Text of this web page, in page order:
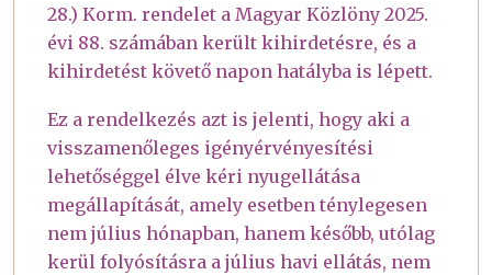
28.) Korm. rendelet a Magyar Közlöny 2025.
évi 88. számában került kihirdetésre, és a
kihirdetést követő napon hatályba is lépett.
Ez a rendelkezés azt is jelenti, hogy aki a
visszamenőleges igényérvényesítési
lehetőséggel élve kéri nyugellátása
megállapítását, amely esetben ténylegesen
nem július hónapban, hanem később, utólag
kerül folyósításra a július havi ellátás, nem